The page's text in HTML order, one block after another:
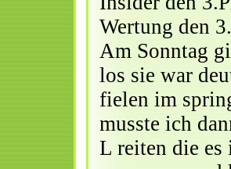
Wertung den
Am Sonntag
los sie war
fielen im
musste ich
L reiten die es